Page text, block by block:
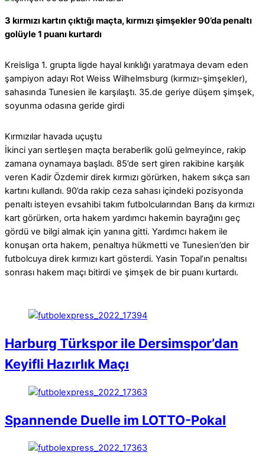
3 kırmızı kartın çıktığı maçta, kırmızı şimşekler 90’da penaltı
golüyle 1 puanı kurtardı
Kreisliga 1. grupta ligde hayal kırıklığı yaratmaya devam eden
şampiyon adayı Rot Weiss Wilhelmsburg (kırmızı-şimşekler),
sahasında Tunesien ile karşılaştı. 35.de geriye düşem şimşek,
soyunma odasına geride girdi
Kırmızılar havada uçuştu
İkinci yarı sertleşen maçta beraberlik golü gelmeyince, rakip
zamana oynamaya başladı. 85’de sert giren rakibine karşılık
veren Kadir Özdemir direk kırmızı görürken, hakem sıkça sarı
kartını kullandı. 90’da rakip ceza sahası içindeki pozisyonda
penaltı isteyen evsahibi takım futbolcularından Barış da kırmızı
kart görürken, orta hakem yardımcı hakemin bayrağını geç
gördü ve bilgi almak için yanına gitti. Yardımcı hakem ile
konuşan orta hakem, penaltıya hükmetti ve Tunesien’den bir
futbolcuya direk kırmızı kart gösterdi. Yasin Topal’ın penaltısı
sonrası hakem maçı bitirdi ve şimşek de bir puanı kurtardı.
Harburg Türkspor ile Dersimspor’dan
Keyifli Hazırlık Maçı
Spannende Duelle im LOTTO-Pokal